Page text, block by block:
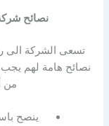
نصائح
تسعى الشركة الى
نصائح هامة لهم يجب
من
ينصح